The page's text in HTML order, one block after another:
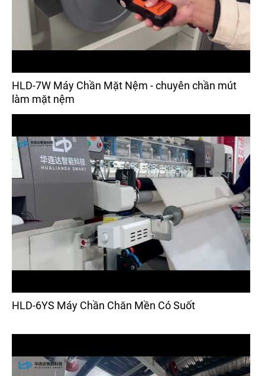
HLD-7W Máy Chần Mặt Nệm - chuyên chần mút
làm mặt nệm
HLD-6YS Máy Chần Chăn Mền Có Suốt